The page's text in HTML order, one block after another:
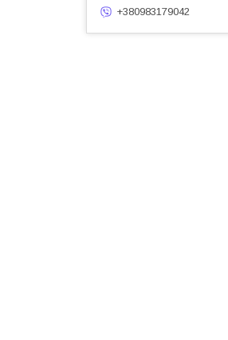
+380983179042